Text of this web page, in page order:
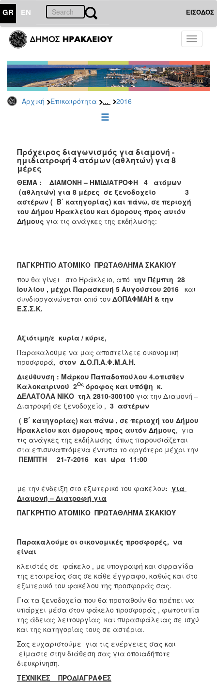
GR EN ΕΙΣΟΔΟΣ
Toggle
Αρχική Επικαιρότητα ... 2016
ΕΠΙΚΑΙΡΟΤΗΤΑ
Τύπου
Αρχείο
2026
2025
2022
2021
2020
2019
2018
2017
2013
2012
2011
2010
ΔΗΜΟΤΗΣ
ΕΠΙΣΚΕΠΤΗΣ
ΗΡΑΚΛΕΙΟ
Πρόχειρος διαγωνισμός για διαμονή -
ημιδιατροφή 4 ατόμων (αθλητών) για 8
μέρες
ΘΕΜΑ : ΔΙΑΜΟΝΗ – ΗΜΙΔΙΑΤΡΟΦΗ 4 ατόμων
(αθλητών) για 8 μέρες σε ξενοδοχείο 3
αστέρων ( Β΄ κατηγορίας) και πάνω, σε περιοχή
του Δήμου Ηρακλείου και όμορους προς αυτόν
Δήμους για τις ανάγκες της εκδήλωσης:
ΠΑΓΚΡΗΤΙΟ ΑΤΟΜΙΚΟ ΠΡΩΤΑΘΛΗΜΑ ΣΚΑΚΙΟΥ
που θα γίνει στο Ηράκλειο, από την Πέμπτη 28
Ιουλίου , μέχρι Παρασκευή 5 Αυγούστου 2016 και
συνδιοργανώνεται από τον ΔΟΠΑΦΜΑΗ & την
Ε.Σ.Σ.Κ.
Αξιότιμη/ε κυρία / κύριε,
Παρακαλούμε να μας αποστείλετε οικονομική
προσφορά, στον Δ.Ο.Π.Α.Φ.Μ.Α.Η.
Διεύθυνση : Μάρκου Παπαδοπούλου 4.οπισθεν
Καλοκαιρινού 2Ος όροφος και υπόψη κ.
ΔΕΛΑΤΟΛΑ ΝΙΚΟ τηλ 2810-300100 για την Διαμονή –
Διατροφή σε ξενοδοχείο , 3 αστέρων
( Β΄ κατηγορίας) και πάνω , σε περιοχή του Δήμου
Ηρακλείου και όμορους προς αυτόν Δήμους, για
τις ανάγκες της εκδήλωσης όπως παρουσιάζεται
στα επισυναπτόμενα έντυπα το αργότερο μέχρι την
ΠΕΜΠΤΗ 21-7-2016 και ώρα 11:00
με την ένδειξη στο εξωτερικό του φακέλου: για
Διαμονή – Διατροφή για
ΠΑΓΚΡΗΤΙΟ ΑΤΟΜΙΚΟ ΠΡΩΤΑΘΛΗΜΑ ΣΚΑΚΙΟΥ
Παρακαλούμε οι οικονομικές προσφορές, να
είναι
κλειστές σε φάκελο , με υπογραφή και σφραγίδα
της εταιρείας σας σε κάθε έγγραφο, καθώς και στο
εξωτερικό του φακέλου της προσφοράς σας.
Για τα ξενοδοχεία που θα προταθούν θα πρέπει να
υπάρχει μέσα στον φάκελο προσφοράς , φωτοτυπία
της άδειας λειτουργίας και πυρασφάλειας σε ισχύ
και της κατηγορίας τους σε αστέρια.
Σας ευχαριστούμε για τις ενέργειες σας και
είμαστε στην διάθεση σας για οποιαδήποτε
διευκρίνηση.
ΤΕΧΝΙΚΕΣ ΠΡΟΔΙΑΓΡΑΦΕΣ